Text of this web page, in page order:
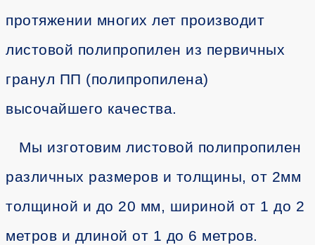
протяжении многих лет производит
листовой полипропилен из первичных
гранул ПП (полипропилена)
высочайшего качества.
Мы изготовим листовой полипропилен
различных размеров и толщины, от 2мм
толщиной и до 20 мм, шириной от 1 до 2
метров и длиной от 1 до 6 метров.